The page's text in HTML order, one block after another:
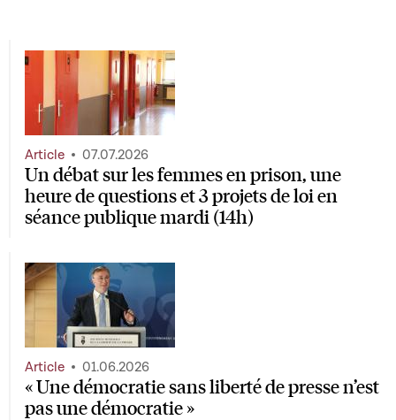
Un débat sur les femmes en prison, une
heure de questions et 3 projets de loi en
séance publique mardi (14h)
Article 07.07.2026
« Une démocratie sans liberté de presse n’est
pas une démocratie »
Article 01.06.2026